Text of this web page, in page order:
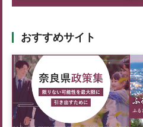
おすすめサイト